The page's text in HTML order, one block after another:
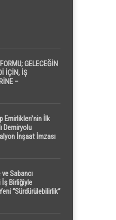
GELECEĞİN
İÇİN, İŞ
–
Emirlikleri’nin İlk
Demiryolu
İnşaat İmzası
Sabancı
Birliğiyle
“Sürdürülebilirlik”